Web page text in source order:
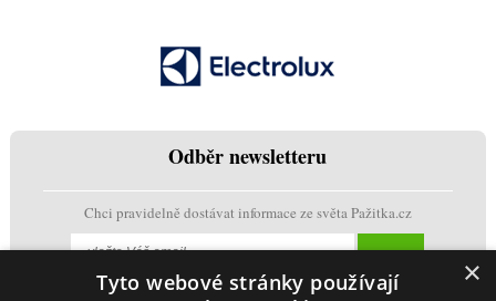
Odběr newsletteru
Chci pravidelně dostávat informace ze světa Pažitka.cz
×
Tyto webové stránky používají